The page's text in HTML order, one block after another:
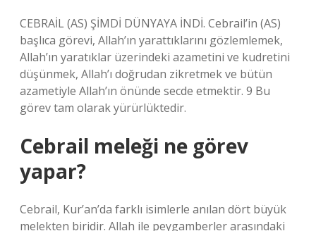
CEBRAİL (AS) ŞİMDİ DÜNYAYA İNDİ. Cebrail’in (AS)
başlıca görevi, Allah’ın yarattıklarını gözlemlemek,
Allah’ın yaratıklar üzerindeki azametini ve kudretini
düşünmek, Allah’ı doğrudan zikretmek ve bütün
azametiyle Allah’ın önünde secde etmektir. 9 Bu
görev tam olarak yürürlüktedir.
Cebrail meleği ne görev
yapar?
Cebrail, Kur’an’da farklı isimlerle anılan dört büyük
melekten biridir. Allah ile peygamberler arasındaki